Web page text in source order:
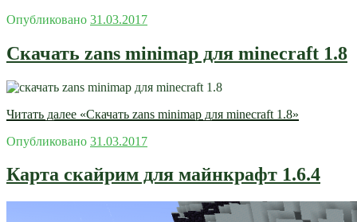
Опубликовано 31.03.2017
Скачать zans minimap для minecraft 1.8
Читать далее «Скачать zans minimap для minecraft 1.8»
Опубликовано 31.03.2017
Карта скайрим для майнкрафт 1.6.4